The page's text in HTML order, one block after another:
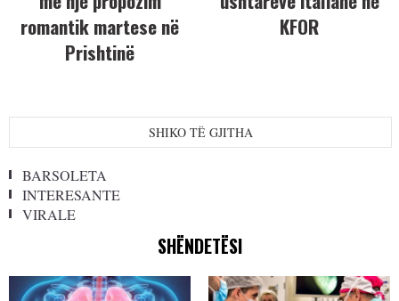
romantik martese në
Prishtinë
KFOR
SHIKO TË GJITHA
BARSOLETA
INTERESANTE
VIRALE
SHËNDETËSI